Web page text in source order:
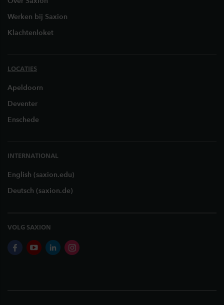
Werken bij Saxion
Klachtenloket
LOCATIES
Apeldoorn
Deventer
Enschede
INTERNATIONAL
English (saxion.edu)
Deutsch (saxion.de)
VOLG SAXION
facebookyoutubelinkedininstagram